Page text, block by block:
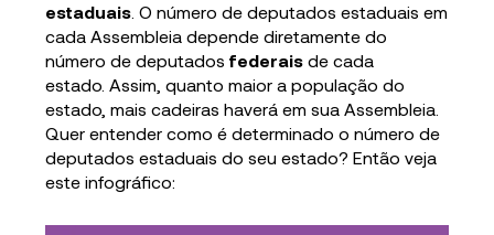
estaduais . O número de deputados estaduais em
cada Assembleia depende diretamente do
número de deputadosfederais de cada
estado. Assim, quanto maior a população do
estado, mais cadeiras haverá em sua Assembleia.
Quer entender como é determinado o número de
deputados estaduais do seu estado? Então veja
este infográfico: